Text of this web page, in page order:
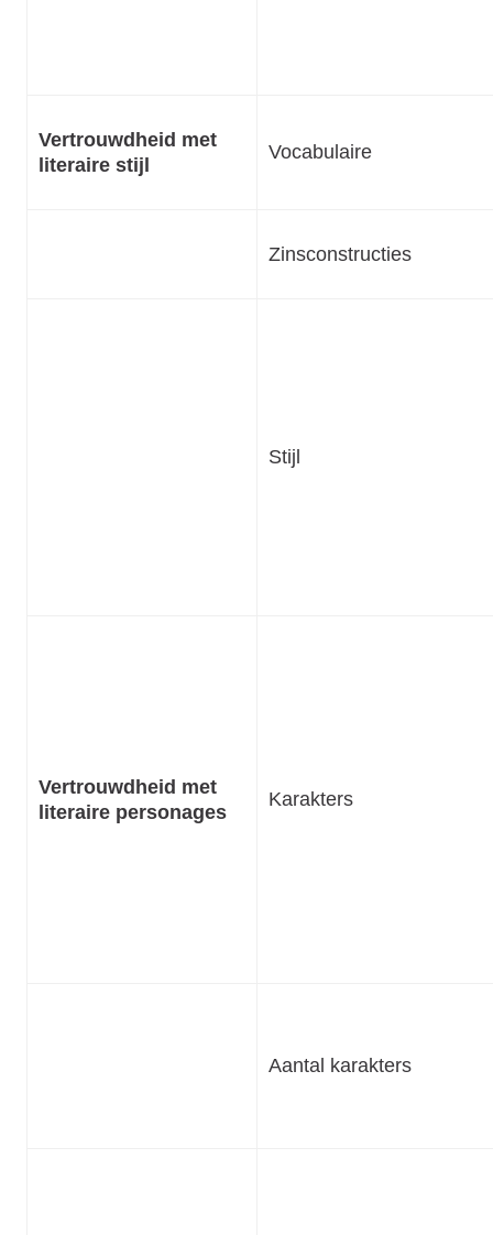
Vertrouwdheid met
literaire stijl
Vocabulaire
Zinsconstructies
Stijl
Vertrouwdheid met
literaire personages
Karakters
Aantal karakters